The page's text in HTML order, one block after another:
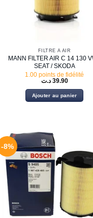
FILTRE À AIR
MANN FILTER AIR C 14 130
SEAT / SKODA
1.00 points de fidélité
39.90 د.ت
Ajouter au panier
-8%